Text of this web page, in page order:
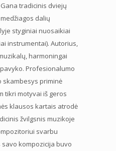
tradicinis dviejų
dalių
styginiai nuosaikiai
instrumentai). Autorius,
harmoningai
Profesionalumo
skambesys priminė
tikri motyvai iš geros
klausos kartais atrodė
žvilgsnis muzikoje
svarbu
savo kompozicija buvo